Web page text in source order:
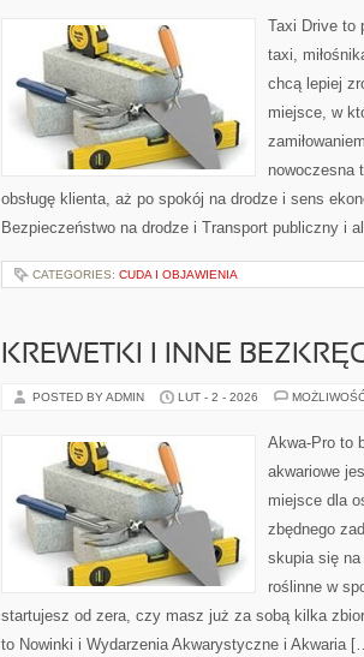
Taxi Drive to
taxi,
chcą lepiej
miejsce, w
nowoczesna
obsługę klienta, aż po spokój na drodze i sens
Bezpieczeństwo na drodze i Transport publiczny i
CATEGORIES: CUDA I OBJAWIENIA
KREWETKI I INNE
POSTED BY ADMIN LUT - 2 - 2026
Akwa-Pro to
akwariowe
miejsce dla
zbędnego
skupia się na
roślinne w
startujesz od zera, czy masz już za sobą kilka
to Nowinki i Wydarzenia Akwarystyczne i Akwaria